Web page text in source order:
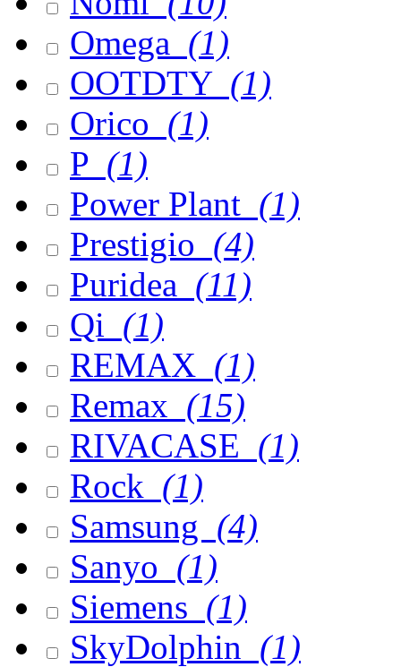
Omega (1)
OOTDTY (1)
Orico (1)
P (1)
Power Plant (1)
Prestigio (4)
Puridea (11)
Qi (1)
REMAX (1)
Remax (15)
RIVACASE (1)
Rock (1)
Samsung (4)
Sanyo (1)
Siemens (1)
SkyDolphin (1)